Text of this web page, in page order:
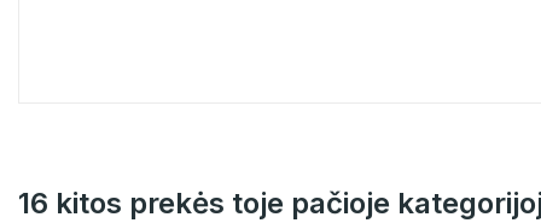
16 kitos prekės toje pačioje